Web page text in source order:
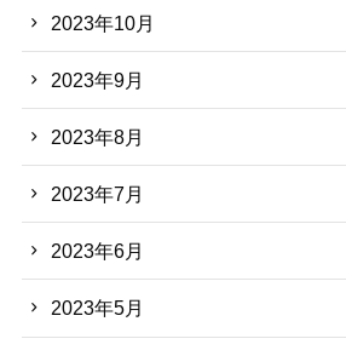
2023年10月
2023年9月
2023年8月
2023年7月
2023年6月
2023年5月